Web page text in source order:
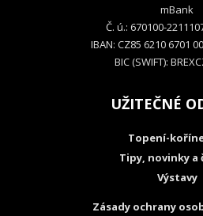
mBank
Č. ú.: 670100-
IBAN: CZ85 6210 6701
BIC (SWIFT):
UŽITEČNÉ
Topení-
Tipy, novinky a
Výstavy
Zásady ochrany